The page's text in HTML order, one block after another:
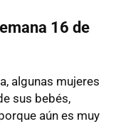
16 de
algunas mujeres
sus bebés,
aún es muy